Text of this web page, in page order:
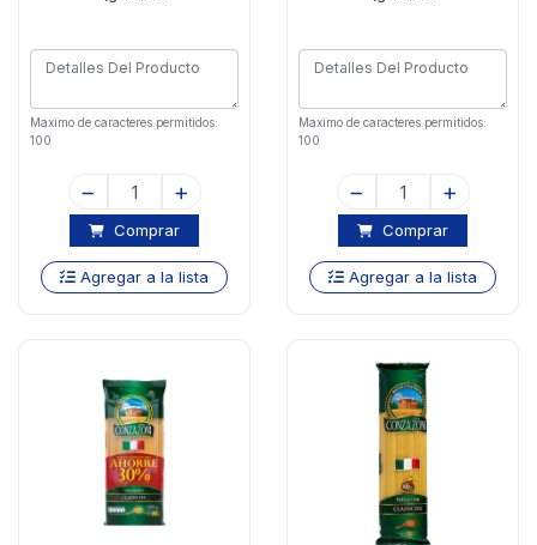
Maximo de caracteres permitidos:
100
Comprar
Agregar a la lista
Maximo de caracteres permitidos:
100
Comprar
Agregar a la lista